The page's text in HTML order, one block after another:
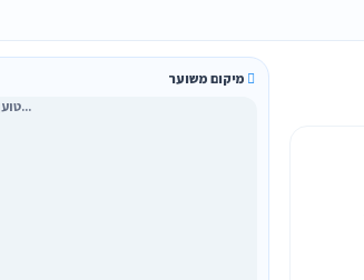
מיקום משוער
טוען מפה...